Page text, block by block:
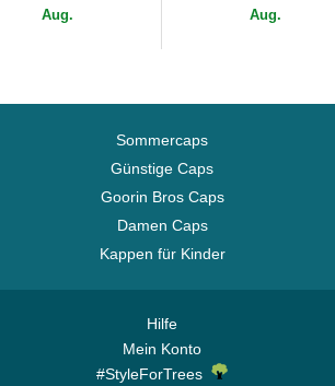
York Yankees
Aug.
York Yankees MLB...
Aug.
Sommercaps
Günstige Caps
Goorin Bros Caps
Damen Caps
Kappen für Kinder
Hilfe
Mein Konto
#StyleForTrees